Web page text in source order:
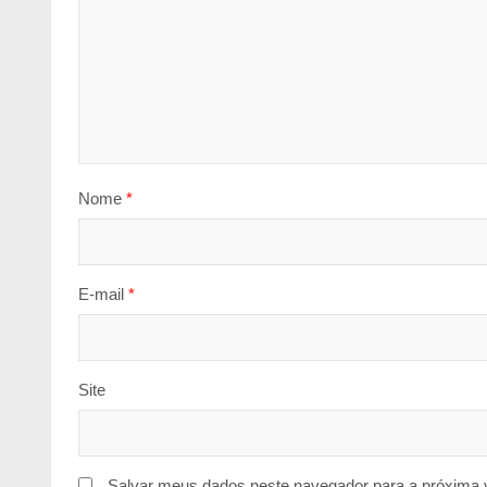
Nome *
E-mail *
Site